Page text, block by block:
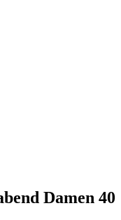
Damen 40